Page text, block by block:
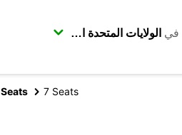
في
Seats 7 Seats